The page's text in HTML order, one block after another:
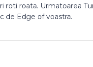
roti roata. Urmatoarea
de Edge of voastra.